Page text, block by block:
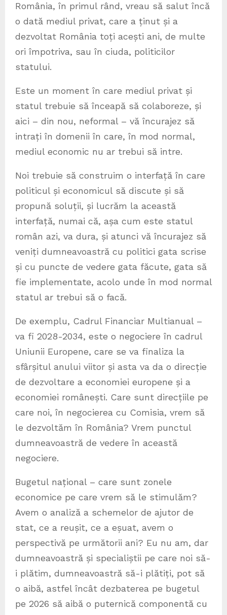
România, în primul rând, vreau să salut încă
o dată mediul privat, care a ținut și a
dezvoltat România toți acești ani, de multe
ori împotriva, sau în ciuda, politicilor
statului.
Este un moment în care mediul privat și
statul trebuie să înceapă să colaboreze, și
aici – din nou, neformal – vă încurajez să
intrați în domenii în care, în mod normal,
mediul economic nu ar trebui să intre.
Noi trebuie să construim o interfață în care
politicul și economicul să discute și să
propună soluții, și lucrăm la această
interfață, numai că, așa cum este statul
român azi, va dura, și atunci vă încurajez să
veniți dumneavoastră cu politici gata scrise
și cu puncte de vedere gata făcute, gata să
fie implementate, acolo unde în mod normal
statul ar trebui să o facă.
De exemplu, Cadrul Financiar Multianual –
va fi 2028-2034, este o negociere în cadrul
Uniunii Europene, care se va finaliza la
sfârșitul anului viitor și asta va da o direcție
de dezvoltare a economiei europene și a
economiei românești. Care sunt direcțiile pe
care noi, în negocierea cu Comisia, vrem să
le dezvoltăm în România? Vrem punctul
dumneavoastră de vedere în această
negociere.
Bugetul național – care sunt zonele
economice pe care vrem să le stimulăm?
Avem o analiză a schemelor de ajutor de
stat, ce a reușit, ce a eșuat, avem o
perspectivă pe următorii ani? Eu nu am, dar
dumneavoastră și specialiștii pe care noi să-
i plătim, dumneavoastră să-i plătiți, pot să
o aibă, astfel încât dezbaterea pe bugetul
pe 2026 să aibă o puternică componentă cu